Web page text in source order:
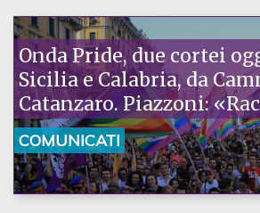
Onda Pride, due cortei
Sicilia e Calabria, da
Catanzaro. Piazzoni:
la nostra ostinazione»
COMUNICATI